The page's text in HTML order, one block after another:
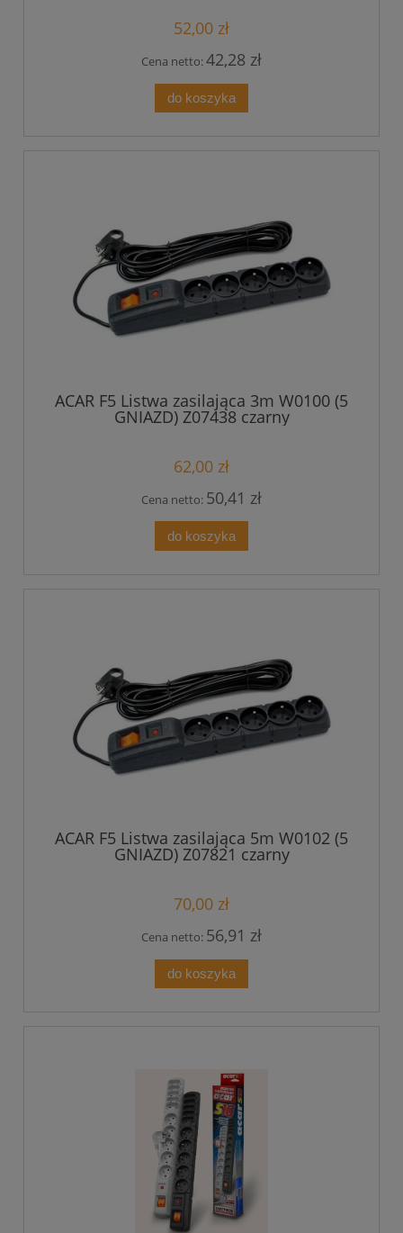
52,00 zł
Cena netto:42,28 zł
do koszyka
ACAR F5 Listwa zasilająca 3m W0100 (5
GNIAZD) Z07438 czarny
62,00 zł
Cena netto: 50,41 zł
do koszyka
ACAR F5 Listwa zasilająca 5m W0102 (5
GNIAZD) Z07821 czarny
70,00 zł
Cena netto: 56,91 zł
do koszyka